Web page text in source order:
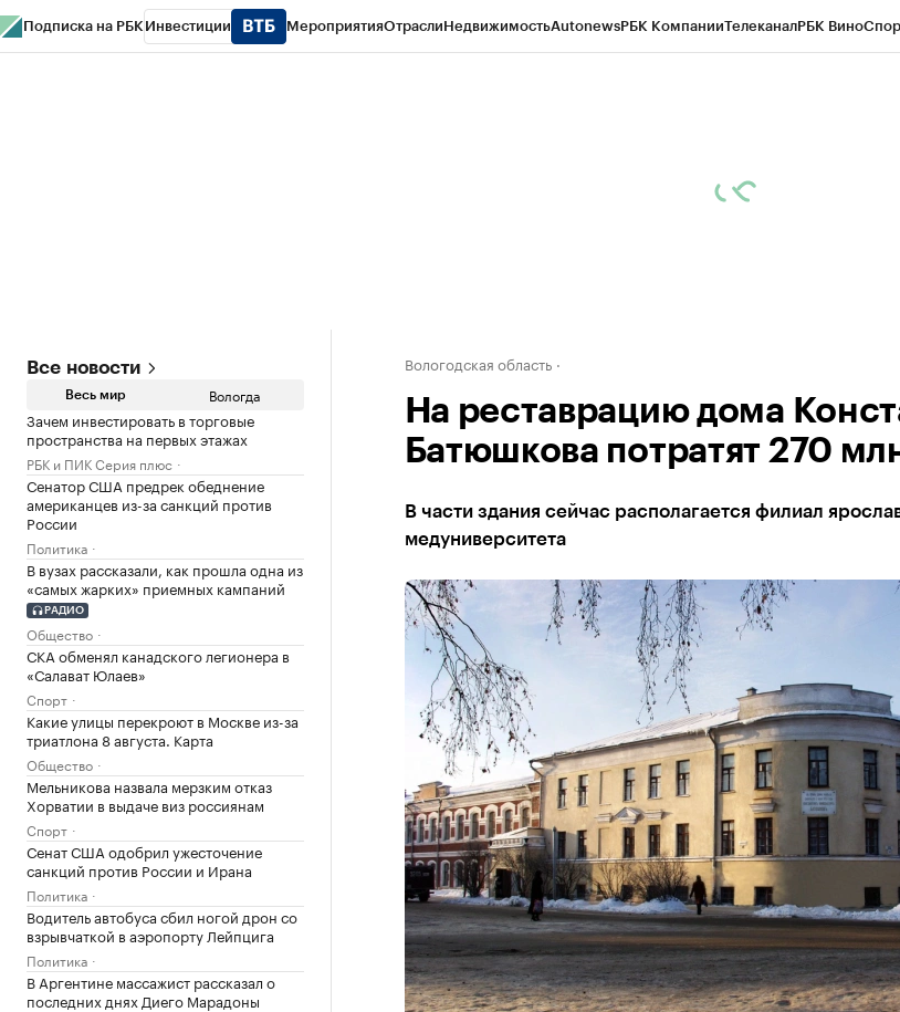
Подписка на РБК Инвестиции МероприятияОтраслиНедвижимостьAutonewsРБК КомпанииТелеканалРБК Вино
Все новости
Весь мир Вологда
Зачем инвестировать в торговые
пространства на первых этажах
РБК и ПИК Серия плюс
Сенатор США предрек обеднение
американцев из-за санкций против
России
Политика
В вузах рассказали, как прошла одна из
«самых жарких» приемных кампаний
РАДИО
Общество
СКА обменял канадского легионера в
«Салават Юлаев»
Спорт
Какие улицы перекроют в Москве из-за
триатлона 8 августа. Карта
Общество
Мельникова назвала мерзким отказ
Хорватии в выдаче виз россиянам
Спорт
Сенат США одобрил ужесточение
санкций против России и Ирана
Политика
Водитель автобуса сбил ногой дрон со
взрывчаткой в аэропорту Лейпцига
Политика
В Аргентине массажист рассказал о
последних днях Диего Марадоны
Вологодская область
На реставрацию дома
Батюшкова потратят 270
В части здания сейчас располагается филиал
медуниверситета